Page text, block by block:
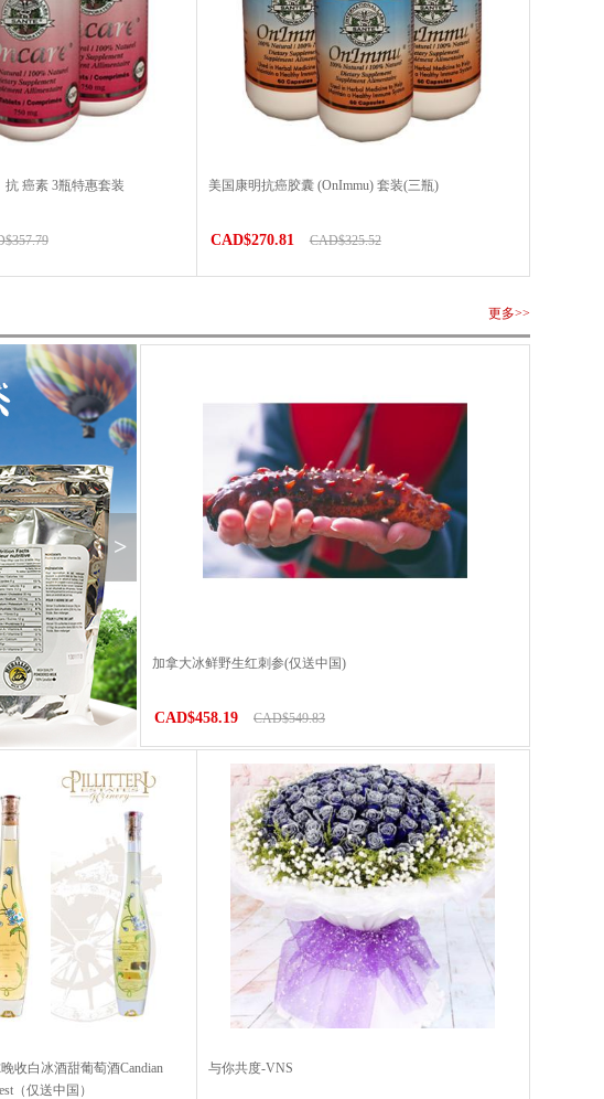
抗 癌素 3瓶特惠套装 美国康明抗癌胶囊 (OnImmu) 套装(三瓶)
CAD$270.81 CAD$325.52
更多>>
>
加拿大冰鲜野生红刺参(仅送中国)
CAD$458.19 CAD$549.83
收白冰酒甜葡萄酒Candian
（仅送中国）
与你共度-VNS